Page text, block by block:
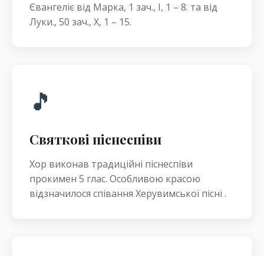
Євангеліє від Марка, 1 зач., I, 1 – 8. та від
Луки., 50 зач., X, 1 – 15.
🎵
Святкові піснеспіви
Хор виконав традиційні піснеспіви
прокимен 5 глас. Особливою красою
відзначилося співання Херувимської пісні .